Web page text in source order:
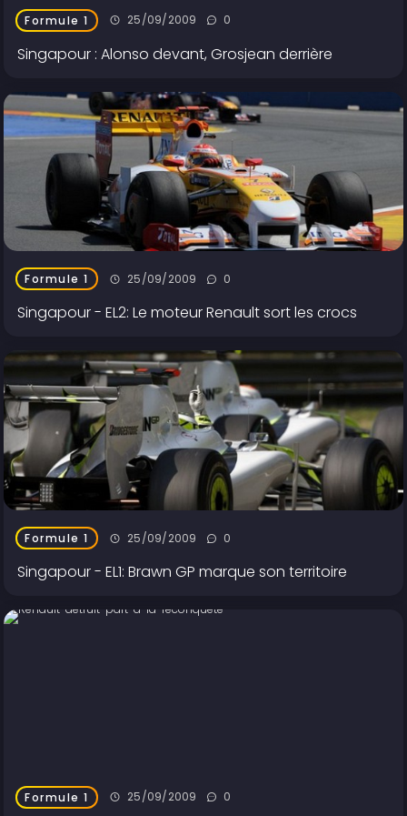
Formule 1 25/09/2009 0
Singapour : Alonso devant, Grosjean derrière
Formule 1 25/09/2009 0
Singapour - EL2: Le moteur Renault sort les crocs
Formule 1 25/09/2009 0
Singapour - EL1: Brawn GP marque son territoire
Formule 1 25/09/2009 0